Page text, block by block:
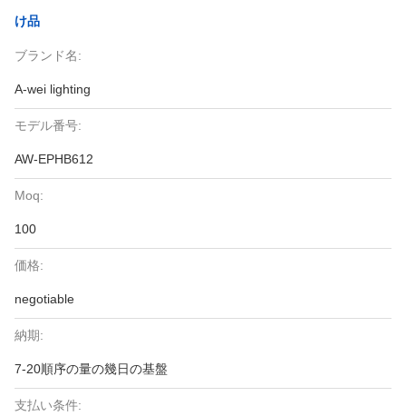
け品
ブランド名:
A-wei lighting
モデル番号:
AW-EPHB612
Moq:
100
価格:
negotiable
納期:
7-20順序の量の幾日の基盤
支払い条件: